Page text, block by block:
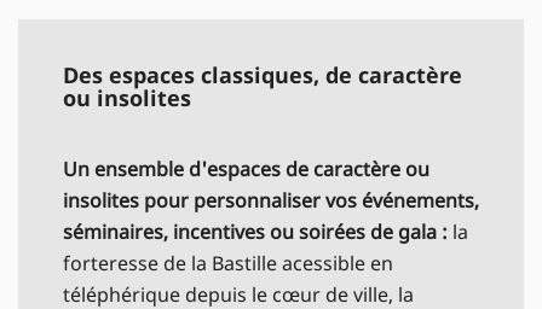
Des espaces classiques, de caractère
ou insolites
Un ensemble d'espaces de caractère ou
insolites pour personnaliser vos événements,
séminaires, incentives ou soirées de gala : la
forteresse de la Bastille acessible en
téléphérique depuis le cœur de ville, la